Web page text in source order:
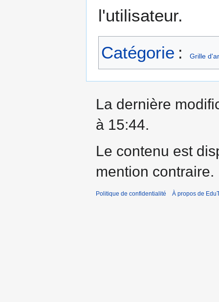
l'utilisateur.
Catégorie : Grille
La dernière
à 15:44.
Le contenu est
mention contraire.
Politique de confidentialité À propos de